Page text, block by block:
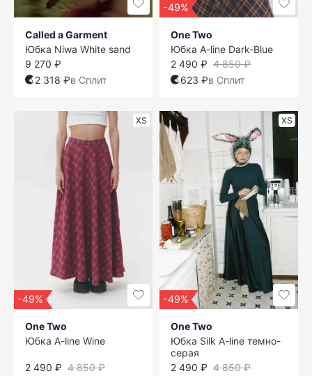
Called a Garment
Юбка Niwa White sand
9 270 ₽
2 318 ₽в Сплит
-49%
One Two
Юбка A-line Dark-Blue
4 850 ₽
2 490 ₽
623 ₽в Сплит
XS
-49%
One Two
Юбка A-line Wine
4 850 ₽
2 490 ₽
XS
-49%
One Two
Юбка Silk A-line темно-
серая
4 850 ₽
2 490 ₽